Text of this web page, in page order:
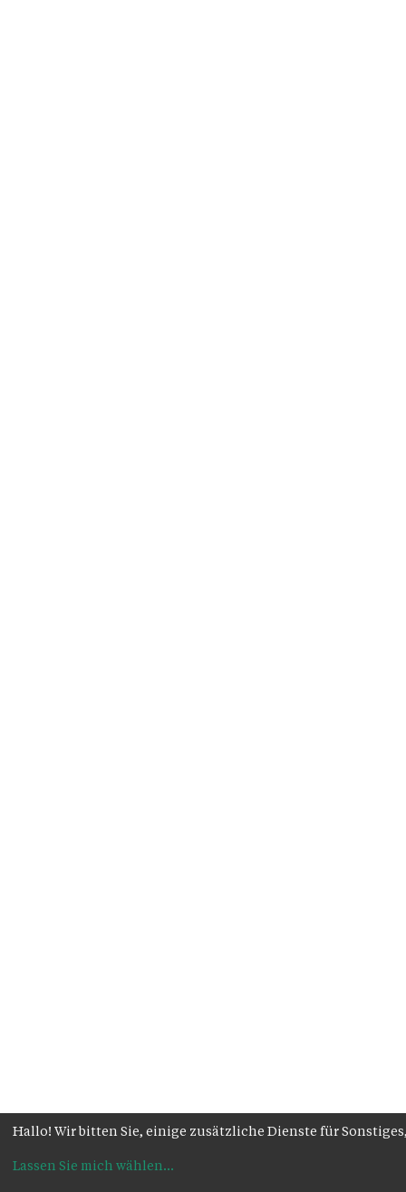
Hallo! Wir bitten Sie, einige zusätzliche Dienste für
Lassen Sie mich wählen...